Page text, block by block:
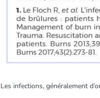
Les infections, généralement